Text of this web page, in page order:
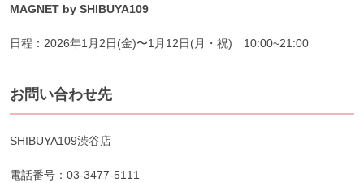
MAGNET by SHIBUYA109
日程：2026年1月2日(金)〜1月12日(月・祝) 10:00~21:00
お問い合わせ先
SHIBUYA109渋谷店
電話番号：03-3477-5111